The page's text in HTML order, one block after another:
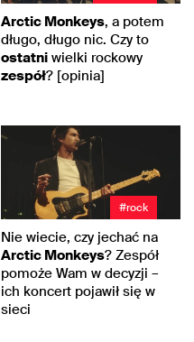
Arctic Monkeys, a potem
długo, długo nic. Czy to
ostatni wielki rockowy
zespół? [opinia]
#rock
Nie wiecie, czy jechać na
Arctic Monkeys? Zespół
pomoże Wam w decyzji –
ich koncert pojawił się w
sieci